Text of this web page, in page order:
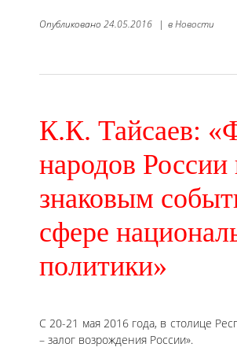
Опубликовано 24.05.2016 | вНовости
К.К. Тайсаев:
народов
знаковым
сфере
политики»
С 20-21 мая 2016 года, в столице
– залог возрождения России».